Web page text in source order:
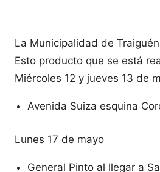
La Municipalidad de
Esto producto que se está
Miércoles 12 y jueves 13 de
Avenida Suiza esquina
Lunes 17 de mayo
General Pinto al llegar a